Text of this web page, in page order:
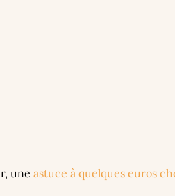
uneastuce à quelques euros